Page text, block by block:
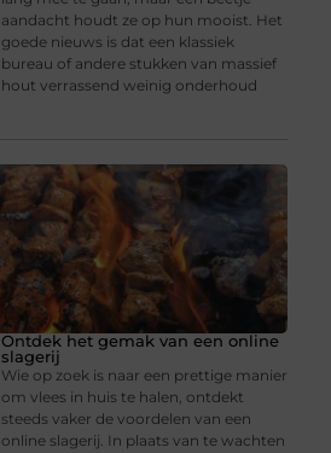
aandacht houdt ze op hun mooist. Het
goede nieuws is dat een klassiek
bureau of andere stukken van massief
hout verrassend weinig onderhoud
Ontdek het gemak van een online
slagerij
Wie op zoek is naar een prettige manier
om vlees in huis te halen, ontdekt
steeds vaker de voordelen van een
online slagerij. In plaats van te wachten